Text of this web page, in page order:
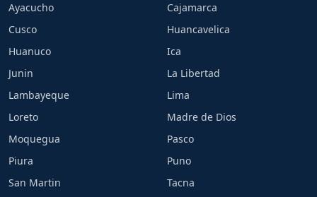
Ayacucho
Cajamarca
Cusco
Huancavelica
Huanuco
Ica
Junin
La Libertad
Lambayeque
Lima
Loreto
Madre de Dios
Moquegua
Pasco
Piura
Puno
San Martin
Tacna